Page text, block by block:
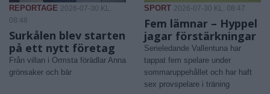
REPORTAGE 2026-07-30 KL.
08:48
Surkålen blev starten
på ett nytt företag
Från villan i Ormsta förädlar Anna
grönsaker och bär
SPORT 2026-07-30 KL. 08:47
Fem lämnar – Hyppel
jagar förstärkningar
Serieledande Vallentuna har
tappat fem spelare under
sommaruppehållet och har haft
sex provspelare i träning